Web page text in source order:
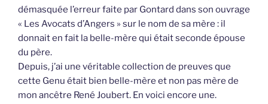
démasquée l’erreur faite par Gontard dans son ouvrage
« Les Avocats d’Angers » sur le nom de sa mère : il
donnait en fait la belle-mère qui était seconde épouse
du père.
Depuis, j’ai une véritable collection de preuves que
cette Genu était bien belle-mère et non pas mère de
mon ancêtre René Joubert. En voici encore une.